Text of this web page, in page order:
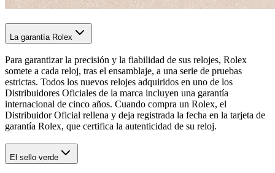
La garantía Rolex
Para garantizar la precisión y la fiabilidad de sus relojes, Rolex
somete a cada reloj, tras el ensamblaje, a una serie de pruebas
estrictas. Todos los nuevos relojes adquiridos en uno de los
Distribuidores Oficiales de la marca incluyen una garantía
internacional de cinco años. Cuando compra un Rolex, el
Distribuidor Oficial rellena y deja registrada la fecha en la tarjeta de
garantía Rolex, que certifica la autenticidad de su reloj.
El sello verde